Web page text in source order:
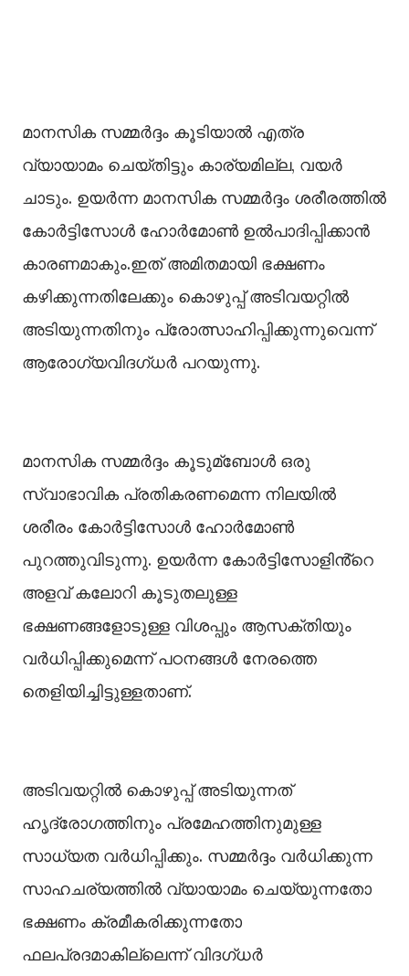
മാനസിക സമ്മർദ്ദം കൂടിയാല്‍ എത്ര
വ്യായാമം ചെയ്‌തിട്ടും കാര്യമില്ല, വയര്‍
ചാടും. ഉയർന്ന മാനസിക സമ്മർദ്ദം ശരീരത്തില്‍
കോർട്ടിസോള്‍ ഹോർമോണ്‍ ഉല്‍പാദിപ്പിക്കാൻ
കാരണമാകും.ഇത് അമിതമായി ഭക്ഷണം
കഴിക്കുന്നതിലേക്കും കൊഴുപ്പ് അടിവയറ്റില്‍
അടിയുന്നതിനും പ്രോത്സാഹിപ്പിക്കുന്നുവെന്ന്
ആരോഗ്യവിദഗ്ധർ പറയുന്നു.
മാനസിക സമ്മർദ്ദം കൂടുമ്ബോള്‍ ഒരു
സ്വാഭാവിക പ്രതികരണമെന്ന നിലയില്‍
ശരീരം കോർട്ടിസോള്‍ ഹോർമോണ്‍
പുറത്തുവിടുന്നു. ഉയർന്ന കോർട്ടിസോളിൻ്റെ
അളവ് കലോറി കൂടുതലുള്ള
ഭക്ഷണങ്ങളോടുള്ള വിശപ്പും ആസക്തിയും
വർധിപ്പിക്കുമെന്ന് പഠനങ്ങള്‍ നേരത്തെ
തെളിയിച്ചിട്ടുള്ളതാണ്.
അടിവയറ്റില്‍ കൊഴുപ്പ് അടിയുന്നത്
ഹൃദ്രോഗത്തിനും പ്രമേഹത്തിനുമുള്ള
സാധ്യത വർധിപ്പിക്കും. സമ്മർദ്ദം വർധിക്കുന്ന
സാഹചര്യത്തില്‍ വ്യായാമം ചെയ്യുന്നതോ
ഭക്ഷണം ക്രമീകരിക്കുന്നതോ
ഫലപ്രദമാകില്ലെന്ന് വിദഗ്ധർ